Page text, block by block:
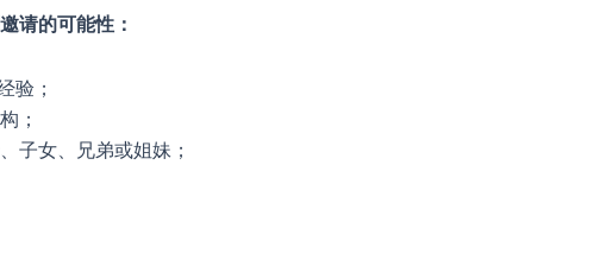
请的可能性：
验；
；
子女、兄弟或姐妹；